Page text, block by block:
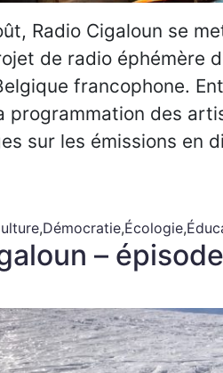
Radio Cigaloun se
de radio éphémère
francophone.
programmation des
sur les émissions en
,Démocratie,Écologie,
–